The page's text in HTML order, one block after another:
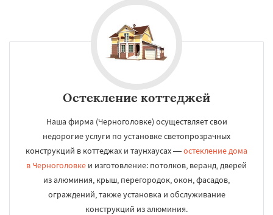
Остекление коттеджей
Наша фирма (Черноголовке) осуществляет свои
недорогие услуги по установке светопрозрачных
конструкций в коттеджах и таунхаусах —остекление дома
в Черноголовке и изготовление: потолков, веранд, дверей
из алюминия, крыш, перегородок, окон, фасадов,
ограждений, также установка и обслуживание
конструкций из алюминия.